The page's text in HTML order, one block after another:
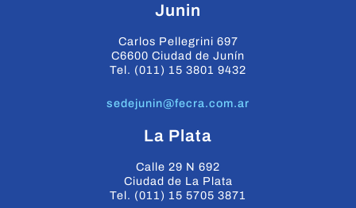
Junin
Carlos Pellegrini 697
C6600 Ciudad de Junín
Tel. (011) 15 3801 9432
sedejunin@fecra.com.ar
La Plata
Calle 29 N 692
Ciudad de La Plata
Tel. (011) 15 5705 3871